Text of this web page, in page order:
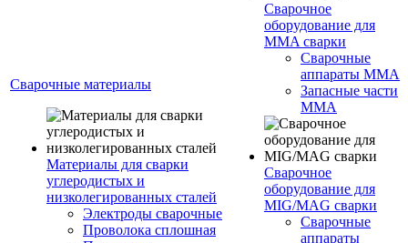
Сварочные материалы
Материалы для сварки
углеродистых и
низколегированных сталей
Электроды сварочные
Проволока сплошная
Сварочное
оборудование для
MMA сварки
Сварочные
аппараты MMA
Запасные части
MMA
Сварочное
оборудование для
MIG/MAG сварки
Сварочные
аппараты